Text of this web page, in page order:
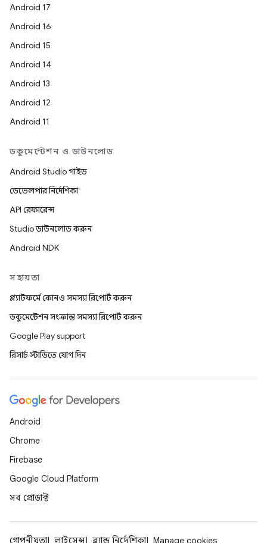
Android 17
Android 16
Android 15
Android 14
Android 13
Android 12
Android 11
ডকুমেন্টেশন ও ডাউনলোড
Android Studio গাইড
ডেভেলপার নির্দেশিকা
API রেফারেন্স
Studio ডাউনলোড করুন
Android NDK
সহায়তা
প্ল্যাটফর্মে কোনও সমস্যা রিপোর্ট করুন
ডকুমেন্টেশন সংক্রান্ত সমস্যা রিপোর্ট করুন
Google Play support
রিসার্চ স্টাডিতে যোগ দিন
Android
Chrome
Firebase
Google Cloud Platform
সব প্রোডাক্ট
গোপনীয়তা লাইসেন্স ব্র্যান্ড নির্দেশিকা Manage cookies